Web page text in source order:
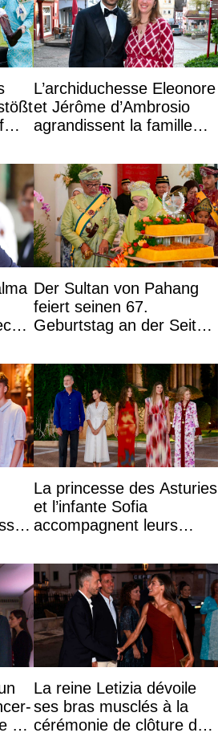
L’archiduchesse Eleonore
et Jérôme d’Ambrosio
agrandissent la famille
Der Sultan von Pahang
feiert seinen 67.
Geburtstag an der Seite
das Staatsdiadem trägt
La princesse des Asturies
et l’infante Sofia
accompagnent leurs
la récep ...
de
La reine Letizia dévoile
ses bras musclés à la
cérémonie de clôture du